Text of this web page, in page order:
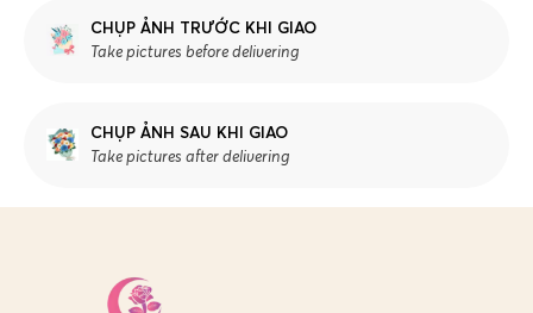
CHỤP ẢNH TRƯỚC KHI GIAO
Take pictures before delivering
CHỤP ẢNH SAU KHI GIAO
Take pictures after delivering